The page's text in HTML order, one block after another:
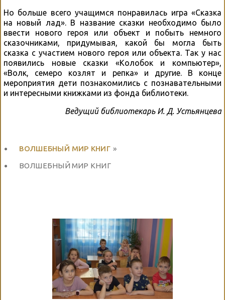
Но больше всего учащимся понравилась игра «Сказка
на новый лад». В название сказки необходимо было
ввести нового героя или объект и побыть немного
сказочниками, придумывая, какой бы могла быть
сказка с участием нового героя или объекта. Так у нас
появились новые сказки «Колобок и компьютер»,
«Волк, семеро козлят и репка» и другие. В конце
мероприятия дети познакомились с познавательными
и интересными книжками из фонда библиотеки.
Ведущий библиотекарь И. Д. Устьянцева
ВОЛШЕБНЫЙ МИР КНИГ »
ВОЛШЕБНЫЙ МИР КНИГ